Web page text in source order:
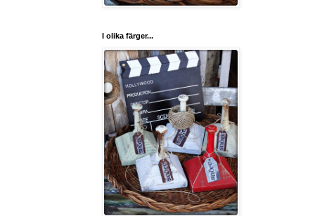
I olika färger...